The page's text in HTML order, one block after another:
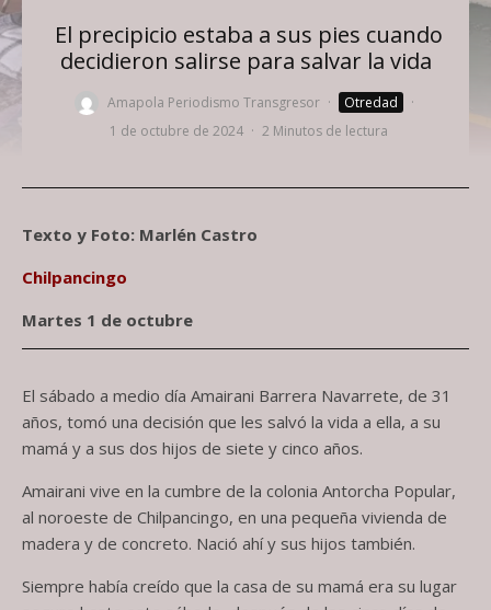
El precipicio estaba a sus pies cuando
decidieron salirse para salvar la vida
Amapola Periodismo Transgresor · Otredad
·
1 de octubre de 2024 · 2 Minutos de lectura
Texto y Foto: Marlén Castro
Chilpancingo
Martes 1 de octubre
El sábado a medio día Amairani Barrera Navarrete, de 31
años, tomó una decisión que les salvó la vida a ella, a su
mamá y a sus dos hijos de siete y cinco años.
Amairani vive en la cumbre de la colonia Antorcha Popular,
al noroeste de Chilpancingo, en una pequeña vivienda de
madera y de concreto. Nació ahí y sus hijos también.
Siempre había creído que la casa de su mamá era su lugar